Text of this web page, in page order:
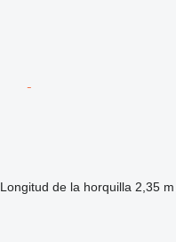
Longitud de la horquilla 2,35 m